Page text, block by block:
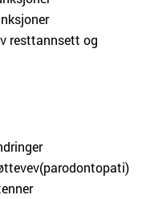
resttannsett og